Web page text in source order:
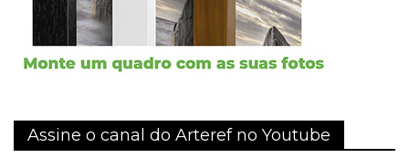
Assine o canal do Arteref no Youtube